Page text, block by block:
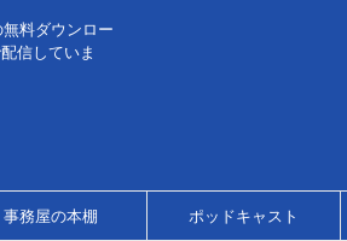
料ダウンロー
信していま
事務屋の本棚 ポッドキャスト